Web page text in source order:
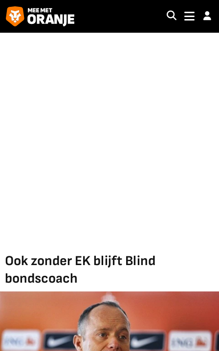
Ook zonder EK blijft Blind
bondscoach